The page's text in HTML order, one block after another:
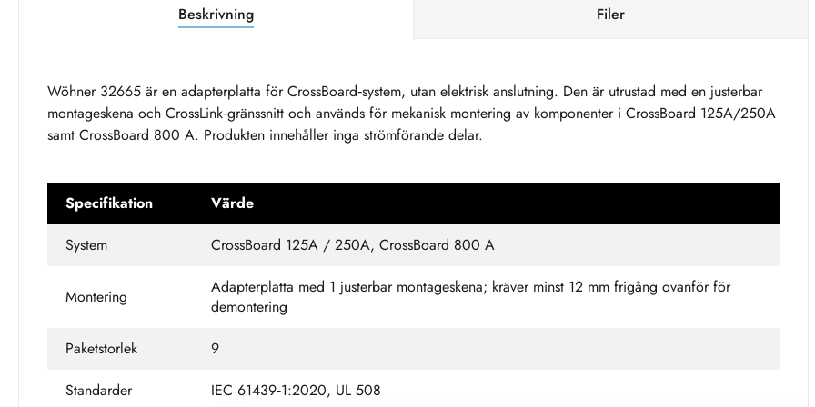
Beskrivning Filer
Wöhner 32665 är en adapterplatta för CrossBoard‑system, utan elektrisk anslutning. Den är utrustad med en justerbar
montageskena och CrossLink‑gränssnitt och används för mekanisk montering av komponenter i CrossBoard 125A/250A
samt CrossBoard 800 A. Produkten innehåller inga strömförande delar.
Specifikation
Värde
System
CrossBoard 125A / 250A, CrossBoard 800 A
Montering
Adapterplatta med 1 justerbar montageskena; kräver minst 12 mm frigång ovanför för
demontering
Paketstorlek
9
Standarder
IEC 61439‑1:2020, UL 508